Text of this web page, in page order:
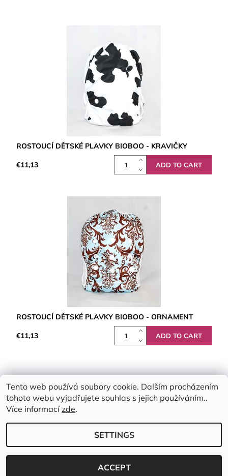
ROSTOUCÍ DĚTSKÉ PLAVKY BIOBOO - KRAVIČKY
€11,13
ROSTOUCÍ DĚTSKÉ PLAVKY BIOBOO - ORNAMENT
€11,13
2026 © Emimis.cz, all rights reserved.
Created by Shoptet
Tento web používá soubory cookie. Dalším procházením
tohoto webu vyjadřujete souhlas s jejich používáním..
Více informacízde.
SETTINGS
ACCEPT